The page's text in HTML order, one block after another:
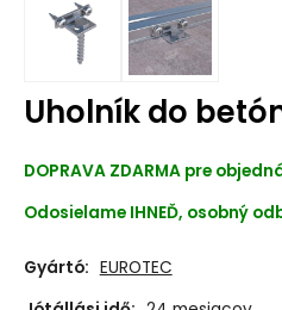
Uholník do
DOPRAVA ZDARMA pre
Odosielame IHNEĎ, osobný
Gyártó: EUROTEC